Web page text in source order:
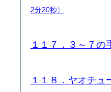
2分20秒）
１１７．３～７
１１８．ヤオチ